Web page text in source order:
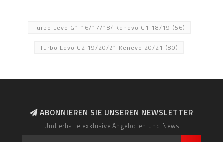
Turbo Levo G1 16/17/18/ Kenevo G1 18/19 (56)
Turbo Levo G2 19/20/21 Kenevo 20/21 (80)
ABONNIEREN SIE UNSEREN NEWSLETTER
Und erhalte exklusive Angeboten und News